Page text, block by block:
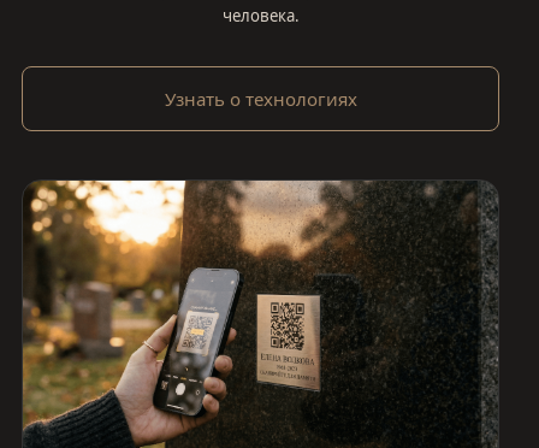
человека.
Узнать о технологиях